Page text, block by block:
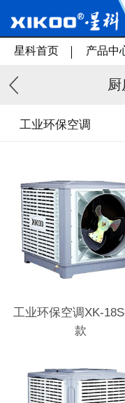
星科首页 产品中
工业环保空调
工业环保空调XK-
款